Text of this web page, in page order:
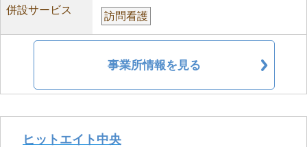
併設サービス
訪問看護
事業所情報を見る
ヒットエイト中央